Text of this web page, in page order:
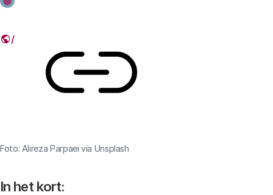
Foto: Alireza Parpaei via Unsplash
In het kort: